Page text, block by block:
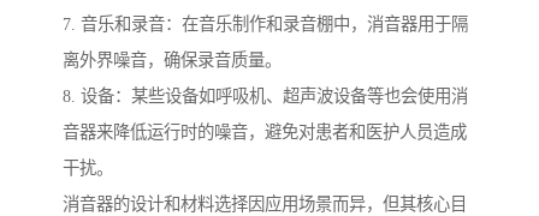
7. 音乐和录音：在音乐制作和录音棚中，消音器用于隔
离外界噪音，确保录音质量。
8. 设备：某些设备如呼吸机、超声波设备等也会使用消
音器来降低运行时的噪音，避免对患者和医护人员造成
干扰。
消音器的设计和材料选择因应用场景而异，但其核心目